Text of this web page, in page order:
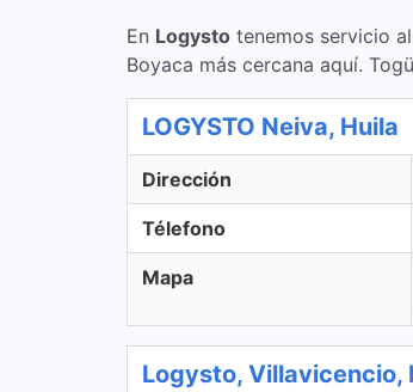
En Logysto tenemos servicio
Boyaca más cercana aquí.
LOGYSTO Neiva, Huila
Dirección
Télefono
Mapa
Logysto, Villavicencio,